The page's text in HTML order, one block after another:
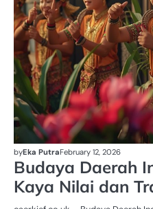
byEka PutraFebruary 12, 2026
Budaya Daerah
Kaya Nilai dan